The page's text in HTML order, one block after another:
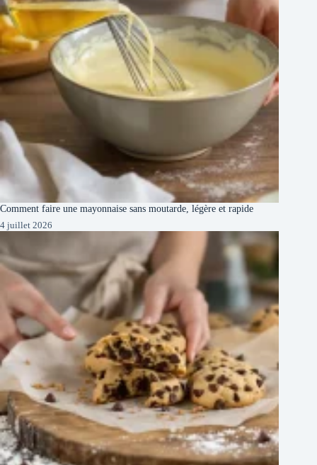
Comment faire une mayonnaise sans moutarde, légère et rapide
4 juillet 2026